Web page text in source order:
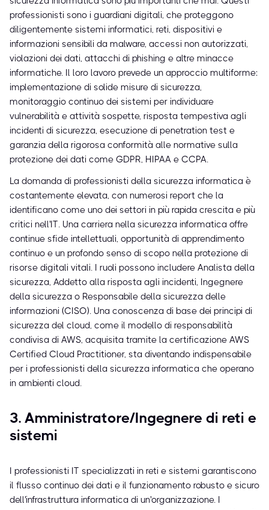
professionisti sono i guardiani digitali, che proteggono
diligentemente sistemi informatici, reti, dispositivi e
informazioni sensibili da malware, accessi non autorizzati,
violazioni dei dati, attacchi di phishing e altre minacce
informatiche. Il loro lavoro prevede un approccio multiforme:
implementazione di solide misure di sicurezza,
monitoraggio continuo dei sistemi per individuare
vulnerabilità e attività sospette, risposta tempestiva agli
incidenti di sicurezza, esecuzione di penetration test e
garanzia della rigorosa conformità alle normative sulla
protezione dei dati come GDPR, HIPAA e CCPA.
La domanda di professionisti della sicurezza informatica è
costantemente elevata, con numerosi report che la
identificano come uno dei settori in più rapida crescita e più
critici nell'IT. Una carriera nella sicurezza informatica offre
continue sfide intellettuali, opportunità di apprendimento
continuo e un profondo senso di scopo nella protezione di
risorse digitali vitali. I ruoli possono includere Analista della
sicurezza, Addetto alla risposta agli incidenti, Ingegnere
della sicurezza o Responsabile della sicurezza delle
informazioni (CISO). Una conoscenza di base dei principi di
sicurezza del cloud, come il modello di responsabilità
condivisa di AWS, acquisita tramite la certificazione AWS
Certified Cloud Practitioner, sta diventando indispensabile
per i professionisti della sicurezza informatica che operano
in ambienti cloud.
3. Amministratore/Ingegnere di reti e
sistemi
I professionisti IT specializzati in reti e sistemi garantiscono
il flusso continuo dei dati e il funzionamento robusto e sicuro
dell'infrastruttura informatica di un'organizzazione. I